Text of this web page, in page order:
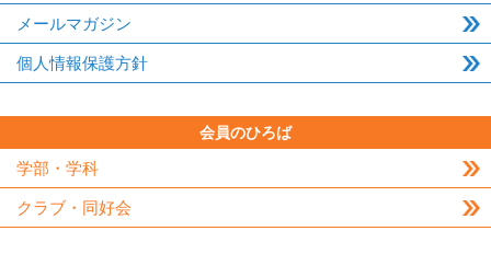
メールマガジン
個人情報保護方針
会員のひろば
学部・学科
クラブ・同好会